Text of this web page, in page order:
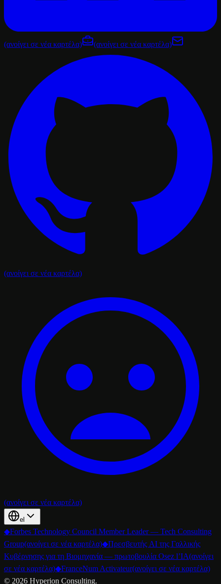
(ανοίγει σε νέα καρτέλα) (ανοίγει σε νέα καρτέλα)
(ανοίγει σε νέα καρτέλα)
(ανοίγει σε νέα καρτέλα)
el
◆Forbes Technology Council Member Leader — Tech Consulting
Group(ανοίγει σε νέα καρτέλα)◆Πρεσβευτής AI της Γαλλικής
Κυβέρνησης για τη Βιομηχανία — πρωτοβουλία Osez l’IA(ανοίγει
σε νέα καρτέλα)◆FranceNum Activateur(ανοίγει σε νέα καρτέλα)
© 2026 Hyperion Consulting.